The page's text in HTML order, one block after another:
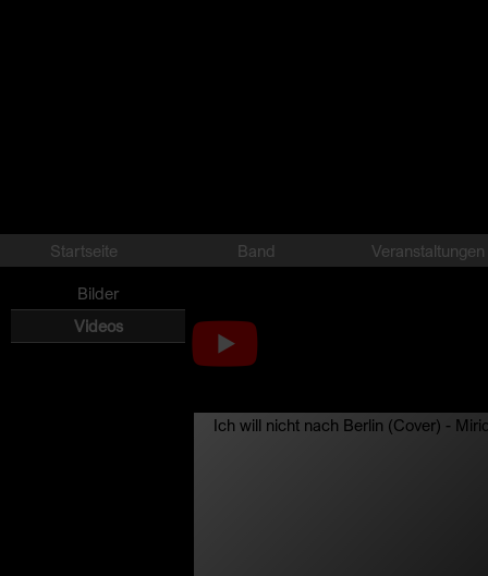
Startseite Band Veranstaltungen
Bilder
Videos
Ich will nicht nach Berlin (Cover) -